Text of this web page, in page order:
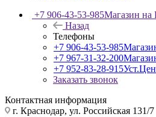
+7 906-43-53-985Магазин на
Назад
Телефоны
+7 906-43-53-985
+7 967-31-32-200
+7 952-83-28-915
Заказать звонок
Контактная информация
г. Краснодар, ул. Российская 131/7